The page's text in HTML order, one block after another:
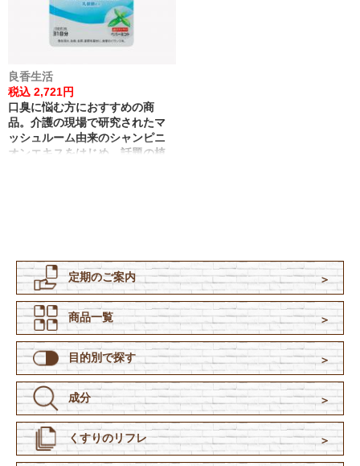
良香生活
税込 2,721円
口臭に悩む方におすすめの商
品。介護の現場で研究されたマ
ッシュルーム由来のシャンピニ
オンエキスをはじめ、話題の植
定期のご案内
商品一覧
目的別で探す
成分
くすりのリフレ